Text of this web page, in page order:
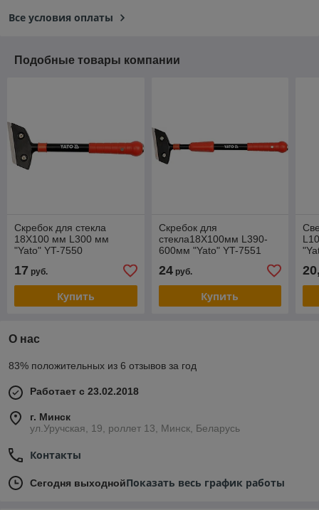
Все условия оплаты
Подобные товары компании
Скребок для стекла
18Х100 мм L300 мм
"Yato" YT-7550
17 руб.
Купить
Скребок для
стекла18Х100мм L390-
600мм "Yato" YT-7551
24руб.
Купить
О нас
83% положительных из 6 отзывов за год
Работает с 23.02.2018
г. Минск
ул.Уручская, 19, роллет 13, Минск, Беларусь
Контакты
Сегодня выходнойПоказать весь график работы